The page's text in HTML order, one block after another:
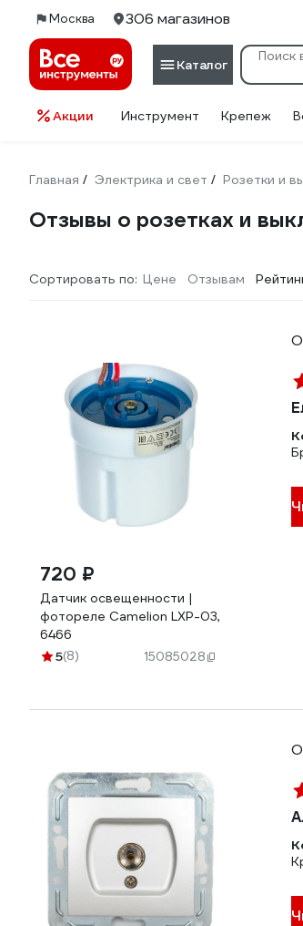
Москва 306 магазинов
Каталог
Акции Инструмент Крепеж
Главная / Электрика и свет / Розетки и
Отзывы о розетках и
Сортировать по: Цене Отзывам
720 ₽
Датчик освещенности |
фотореле Camelion LXP-03,
6466
5(8) 15085028